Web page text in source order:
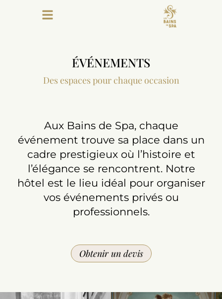
ÉVÉNEMENTS
Des espaces pour chaque occasion
Aux Bains de Spa, chaque
événement trouve sa place dans un
cadre prestigieux où l’histoire et
l’élégance se rencontrent. Notre
hôtel est le lieu idéal pour organiser
vos événements privés ou
professionnels.
Obtenir un devis